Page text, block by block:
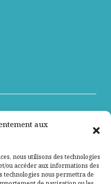
aux
nous utilisons des technologies
ou accéder aux informations des
technologies nous permettra de